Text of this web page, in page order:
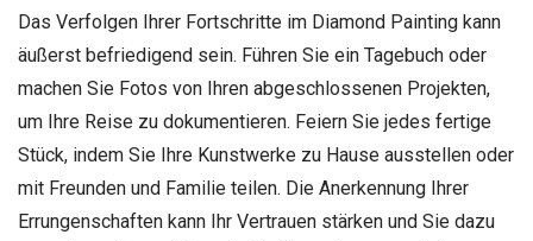
Das Verfolgen Ihrer Fortschritte im Diamond Painting kann
äußerst befriedigend sein. Führen Sie ein Tagebuch oder
machen Sie Fotos von Ihren abgeschlossenen Projekten,
um Ihre Reise zu dokumentieren. Feiern Sie jedes fertige
Stück, indem Sie Ihre Kunstwerke zu Hause ausstellen oder
mit Freunden und Familie teilen. Die Anerkennung Ihrer
Errungenschaften kann Ihr Vertrauen stärken und Sie dazu